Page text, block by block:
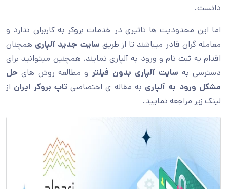
دانست.
اما این محدودیت ها تاثیری در خدمات بروکر به کاربران ندارد و
معامله گران قادر میباشند تا از طریق سایت جدید آلپاری همچنان
اقدام به ثبت نام و ورود به آلپاری نمایند. همچنین میتوانید برای
دسترسی به سایت آلپاری بدون فیلتر و مطالعه روش هایحل
مشکل ورود به آلپاری به مقاله ی اختصاصی تاپ بروکر ایران از
لینک زیر مراجعه نمایید.